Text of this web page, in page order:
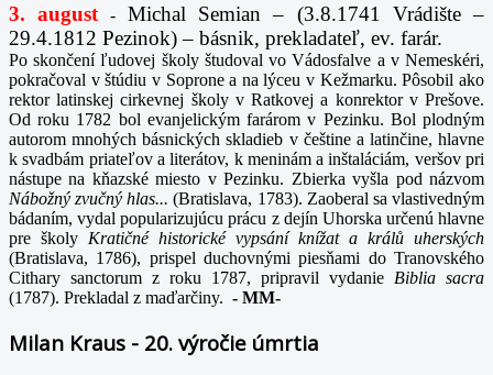
3. august -Michal Semian – (3.8.1741 Vrádište –
29.4.1812 Pezinok) – básnik, prekladateľ, ev. farár.
Po skončení ľudovej školy študoval vo Vádosfalve a v Nemeskéri,
pokračoval v štúdiu v Soprone a na lýceu v Kežmarku. Pôsobil ako
rektor latinskej cirkevnej školy v Ratkovej a konrektor v Prešove.
Od roku 1782 bol evanjelickým farárom v Pezinku. Bol plodným
autorom mnohých básnických skladieb v češtine a latinčine, hlavne
k svadbám priateľov a literátov, k meninám a inštaláciám, veršov pri
nástupe na kňazské miesto v Pezinku. Zbierka vyšla pod názvom
Nábožný zvučný hlas...(Bratislava, 1783). Zaoberal sa vlastivedným
bádaním, vydal popularizujúcu prácu z dejín Uhorska určenú hlavne
pre školy Kratičné historické vypsání knížat a králů uherských
(Bratislava, 1786), prispel duchovnými piesňami do Tranovského
Cithary sanctorum z roku 1787, pripravil vydanie Biblia sacra
(1787). Prekladal z maďarčiny. - MM-
Milan Kraus - 20. výročie úmrtia